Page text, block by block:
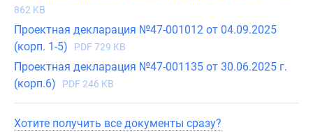
862 KB
Проектная декларация №47-001012 от 04.09.2025
(корп. 1-5)
PDF 729 KB
Проектная декларация №47-001135 от 30.06.2025 г.
(корп.6)
PDF 246 KB
Хотите получить все документы сразу?